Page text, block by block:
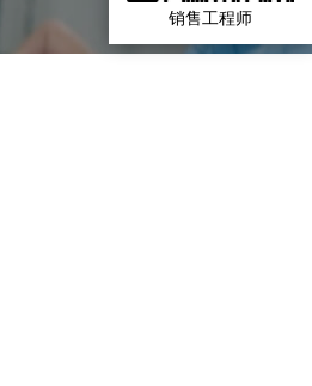
销售工程师